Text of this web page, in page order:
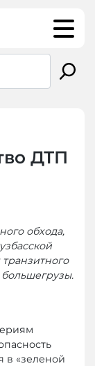
ДТП
обхода,
транзитного
большегрузы.
в «зеленой